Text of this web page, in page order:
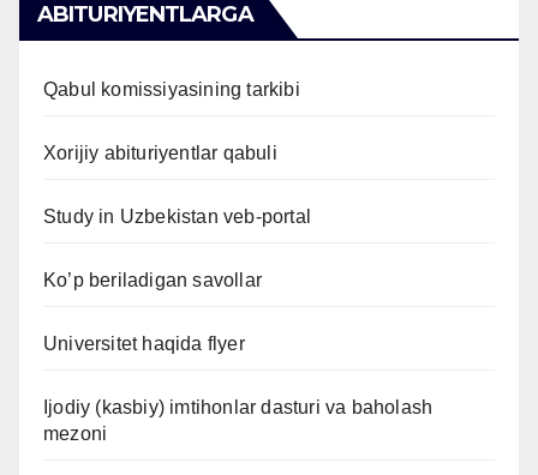
ABITURIYENTLARGA
Qabul komissiyasining tarkibi
Xorijiy abituriyentlar qabuli
Study in Uzbekistan veb-portal
Ko’p beriladigan savollar
Universitet haqida flyer
Ijodiy (kasbiy) imtihonlar dasturi va baholash
mezoni